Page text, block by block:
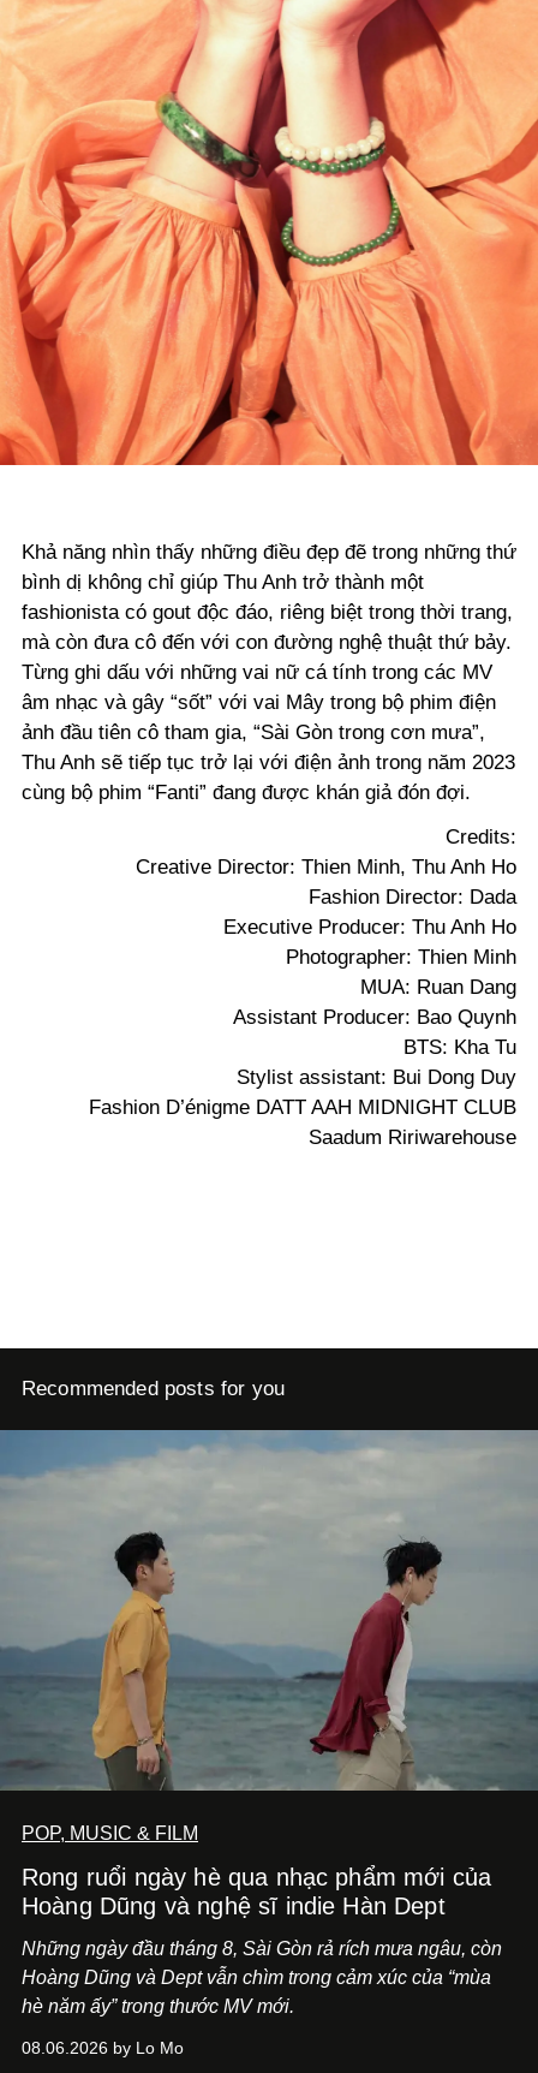
Khả năng nhìn thấy những điều đẹp đẽ trong những thứ
bình dị không chỉ giúp Thu Anh trở thành một
fashionista có gout độc đáo, riêng biệt trong thời trang,
mà còn đưa cô đến với con đường nghệ thuật thứ bảy.
Từng ghi dấu với những vai nữ cá tính trong các MV
âm nhạc và gây “sốt” với vai Mây trong bộ phim điện
ảnh đầu tiên cô tham gia, “Sài Gòn trong cơn mưa”,
Thu Anh sẽ tiếp tục trở lại với điện ảnh trong năm 2023
cùng bộ phim “Fanti” đang được khán giả đón đợi.
Credits:
Creative Director: Thien Minh, Thu Anh Ho
Fashion Director: Dada
Executive Producer: Thu Anh Ho
Photographer: Thien Minh
MUA: Ruan Dang
Assistant Producer: Bao Quynh
BTS: Kha Tu
Stylist assistant: Bui Dong Duy
Fashion D’énigme DATT AAH MIDNIGHT CLUB
Saadum Ririwarehouse
Recommended posts for you
POP, MUSIC & FILM
Rong ruổi ngày hè qua nhạc phẩm mới của
Hoàng Dũng và nghệ sĩ indie Hàn Dept
Những ngày đầu tháng 8, Sài Gòn rả rích mưa ngâu, còn
Hoàng Dũng và Dept vẫn chìm trong cảm xúc của “mùa
hè năm ấy” trong thước MV mới.
08.06.2026 by Lo Mo